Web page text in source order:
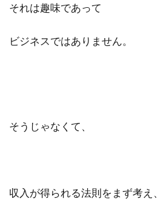
それは趣味であって
ビジネスではありません。
そうじゃなくて、
収入が得られる法則をまず考え、